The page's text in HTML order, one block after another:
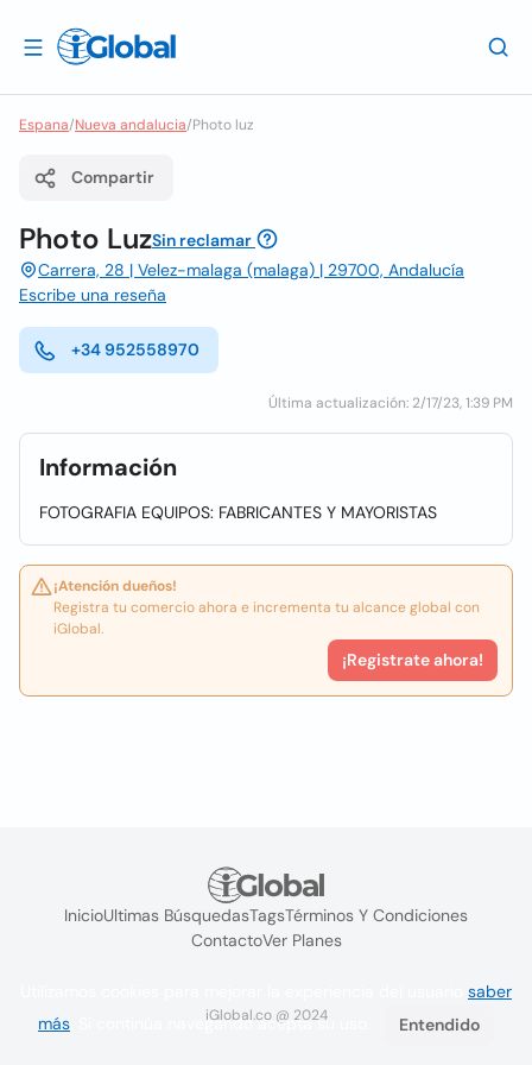
Espana/Nueva andalucia/Photo luz
Compartir
Photo LuzSin reclamar
Carrera, 28 | Velez-malaga (malaga) | 29700, Andalucía
Escribe una reseña
+34 952558970
Última actualización: 2/17/23, 1:39 PM
Información
FOTOGRAFIA EQUIPOS: FABRICANTES Y MAYORISTAS
¡Atención dueños!
Registra tu comercio ahora e incrementa tu alcance global con
iGlobal.
¡Registrate ahora!
InicioUltimas BúsquedasTagsTérminos Y Condiciones
ContactoVer Planes
iGlobal.co @ 2024
saber
más . Si continúa navegando acepta su uso. Entendido